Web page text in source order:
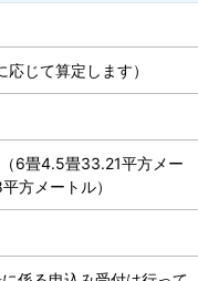
じて算定します）
6畳4.5畳33.21平方メー
方メートル）